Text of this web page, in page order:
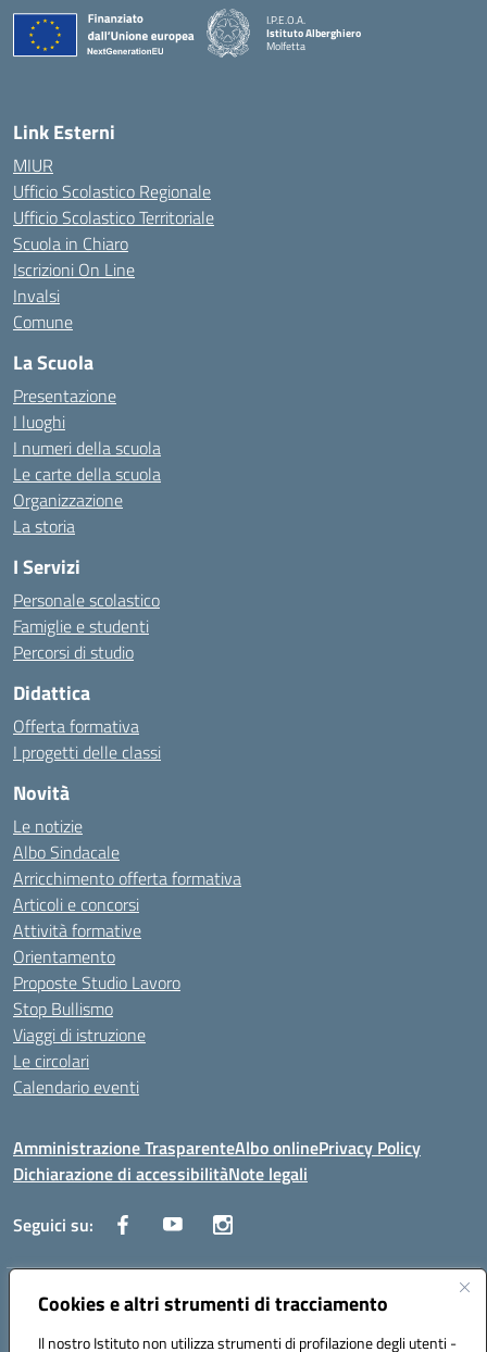
Cookies e altri strumenti di tracciamento
Il nostro Istituto non utilizza strumenti di profilazione degli utenti -
I.P.E.O.A.
Istituto Alberghiero
Molfetta
Link Esterni
MIUR
Ufficio Scolastico Regionale
Ufficio Scolastico Territoriale
Scuola in Chiaro
Iscrizioni On Line
Invalsi
Comune
La Scuola
Presentazione
I luoghi
I numeri della scuola
Le carte della scuola
Organizzazione
La storia
I Servizi
Personale scolastico
Famiglie e studenti
Percorsi di studio
Didattica
Offerta formativa
I progetti delle classi
Novità
Le notizie
Albo Sindacale
Arricchimento offerta formativa
Articoli e concorsi
Attività formative
Orientamento
Proposte Studio Lavoro
Stop Bullismo
Viaggi di istruzione
Le circolari
Calendario eventi
Amministrazione TrasparenteAlbo onlinePrivacy Policy
Dichiarazione di accessibilitàNote legali
Seguici su:
Indirizzo:Corso Fornari, 1 - 70056 Molfetta
Posta elettronica certificata (PEC):BARH04000D@pec.istruzione.it